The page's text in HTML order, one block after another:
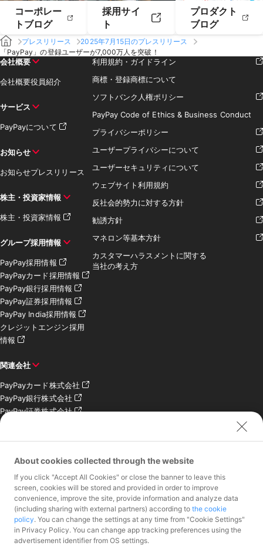
コーポレー
トブログ
採用サイ
ト
プロダクト
ブログ
プレスリリース
2025年7月15日のプレスリリース
「PayPay」の登録ユーザーが7,000万人を突破！
会社概要
会社概要役員紹介
サービス
PayPayについて
お知らせ
お知らせプレスリリース
株主・投資家情報
株主・投資家情報
グループ採用情報
PayPay採用情報
PayPayカード採用情報
PayPay銀行採用情報
PayPay証券採用情報
PayPay India採用情報
クレジットエンジン採用
情報
関連会社
PayPayカード株式会社
PayPay銀行株式会社
PayPay証券株式会社
PayPay SC株式会社
会社
お問い合わせ
加盟店様専用お問い合わ
報道関係者様専用お問い
利用規約・ガイドライン
商標・登録商標について
ソフトバンク人権ポリシー
PayPay Code of Ethics & Business Conduct
プライバシーポリシー
ユーザープライバシーについて
ユーザーセキュリティについて
ウェブサイト利用規約
反社会的勢力に対する方針
勧誘方針
マネロン等基本方針
カスタマーハラスメントに関する
当社の考え方
About cookies collected through the website
If you click "Accept All Cookies" or close the banner to leave this
screen, cookies will be stored and provided in order to improve
convenience, improve the site, provide information and analyze data
(including sharing with external partners) according to the cookie
policy. You can change the settings at any time from "Cookie Settings"
in Privacy Policy. You can change app tracking preferences using the
advertisement identifier from OS settings.